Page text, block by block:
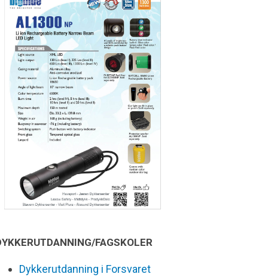
FAGSKOLER
Dykkerutdanning i Forsvaret